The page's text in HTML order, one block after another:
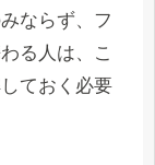
ならず、フ
る人は、こ
ておく必要